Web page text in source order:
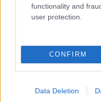
functionality and
user protection.
CONFIRM
Data Deletion
küzdjetek az 5%-ért...